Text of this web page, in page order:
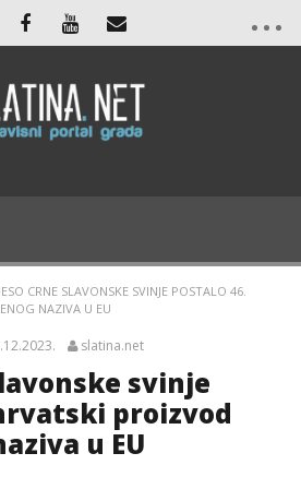
CRNE SLAVONSKE SVINJE POSTALO 46.
NAZIVA U EU
slatina.net
svinje
proizvod
u EU